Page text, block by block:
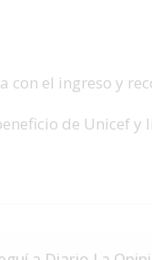
con el ingreso y
de Unicef